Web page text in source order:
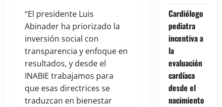
“El presidente Luis
Abinader ha priorizado la
inversión social con
transparencia y enfoque en
resultados, y desde el
INABIE trabajamos para
que esas directrices se
traduzcan en bienestar
Cardiólogo
pediatra
incentiva a
la
evaluación
cardíaca
desde el
nacimiento